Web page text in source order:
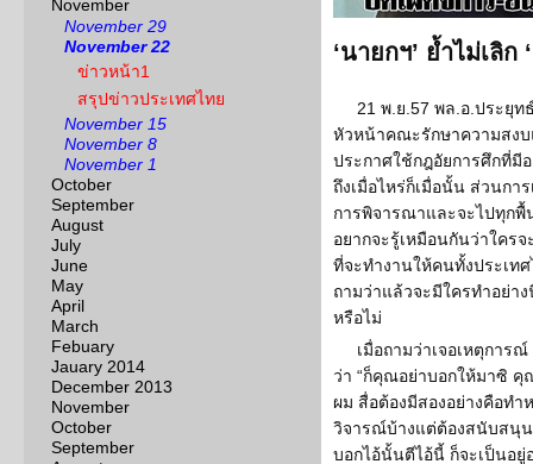
November
November 29
November 22
ข่าวหน้า1
สรุปข่าวประเทศไทย
November 15
November 8
November 1
October
September
August
July
June
May
April
March
Febuary
Jauary 2014
December 2013
November
October
September
‘นายกฯ’ ย้ำไม่เลิก
21 พ.ย.57 พล.อ.ประยุ
หัวหน้าคณะรักษาความสง
ประกาศใช้กฎอัยการศึกที่
ถึงเมื่อไหร่ก็เมื่อนั้น ส่วนกา
การพิจารณาและจะไปทุกพื้
อยากจะรู้เหมือนกันว่าใคร
ที่จะทำงานให้คนทั้งประเท
ถามว่าแล้วจะมีใครทำอย่า
หรือไม่
เมื่อถามว่าเจอเหตุการ
ว่า “ก็คุณอย่าบอกให้มาซิ คุ
ผม สื่อต้องมีสองอย่างคือทำ
วิจารณ์บ้างแต่ต้องสนับสนุ
บอกไอ้นั้นตีไอ้นี้ ก็จะเป็นอยู่